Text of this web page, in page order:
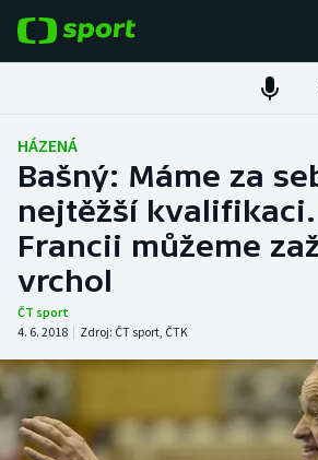
Fotbal
Hokej
Tenis
Atletika
DALŠÍ SPORTY
Americký fotbal
NEPŘEHLÉDNĚTE
HÁZENÁ
Bašný: Máme za
nejtěžší kvalifikaci.
Francii můžeme
vrchol
ČT sport
4. 6. 2018 | Zdroj: ČT sport, ČTK